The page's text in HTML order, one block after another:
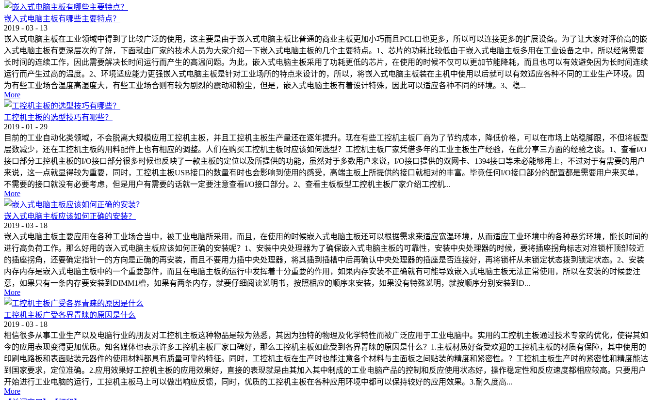
嵌入式电脑主板有哪些主要特点？
2019 - 03 - 13
嵌入式电脑主板在工业领域中得到了比较广泛的使用，这主要是由于嵌入式电脑主板比普通的商业主板更加小巧而且PCL口也更多，所以可以连接更多的扩展设备。为了让大家对评价高的嵌
入式电脑主板有更深层次的了解，下面就由厂家的技术人员为大家介绍一下嵌入式电脑主板的几个主要特点。1、芯片的功耗比较低由于嵌入式电脑主板多用在工业设备之中，所以经常需要
长时间的连续工作，因此需要解决长时间运行而产生的高温问题。为此，嵌入式电脑主板采用了功耗更低的芯片，在使用的时候不仅可以更加节能降耗，而且也可以有效避免因为长时间连续
运行而产生过高的温度。2、环境适应能力更强嵌入式电脑主板是针对工业场所的特点来设计的，所以，将嵌入式电脑主板装在主机中使用以后就可以有效适应各种不同的工业生产环境。因
为有些工业场合温度高湿度大，有些工业场合则有较为剧烈的震动和粉尘，但是，嵌入式电脑主板有着设计特殊，因此可以适应各种不同的环境。3、稳...
More
工控机主板的选型技巧有哪些？
2019 - 01 - 29
目前的工业自动化类领域，不会脱离大规模应用工控机主板，并且工控机主板生产量还在逐年提升。现在有些工控机主板厂商为了节约成本，降低价格，可以在市场上站稳脚跟，不但将板型
层数减少，还在工控机主板的用料配件上也有相应的调整。人们在购买工控机主板时应该如何选型？工控机主板厂家凭借多年的工业主板生产经验，在此分享三方面的经验之谈。1、查看I/O
接口部分工控机主板的I/O接口部分很多时候也反映了一款主板的定位以及所提供的功能，虽然对于多数用户来说，I/O接口提供的双网卡、1394接口等未必能够用上，不过对于有需要的用户
来说，这一点就显得较为重要，同时，工控机主板USB接口的数量有时也会影响到使用的感受，高端主板上所提供的接口就相对的丰富。毕竟任何I/O接口部分的配置都是需要用户来买单，
不需要的接口就没有必要考虑，但是用户有需要的话就一定要注意查看I/O接口部分。2、查看主板板型工控机主板厂家介绍工控机...
More
嵌入式电脑主板应该如何正确的安装？
2019 - 03 - 18
嵌入式电脑主板主要应用在各种工业场合当中，被工业电脑所采用，而且，在使用的时候嵌入式电脑主板还可以根据需求来适应宽温环境，从而适应工业环境中的各种恶劣环境，能长时间的
进行高负荷工作。那么好用的嵌入式电脑主板应该如何正确的安装呢？1、安装中央处理器为了确保嵌入式电脑主板的可靠性，安装中央处理器的时候，要将插座拐角标志对准锁杆顶部较近
的插座拐角，还要确定指针一的方向是正确的再安装，而且不要用力插中央处理器，将其插到插槽中后再确认中央处理器的插座是否连接好，再将锁杆从未锁定状态拨到锁定状态。2、安装
内存内存是嵌入式电脑主板中的一个重要部件，而且在电脑主板的运行中发挥着十分重要的作用，如果内存安装不正确就有可能导致嵌入式电脑主板无法正常使用，所以在安装的时候要注
意，如果只有一条内存要安装到DIMM1槽，如果有两条内存，就要仔细阅读说明书，按照相应的顺序来安装，如果没有特殊说明，就按顺序分别安装到D...
More
工控机主板广受各界青睐的原因是什么
2019 - 03 - 18
相信很多从事工业生产以及电脑行业的朋友对工控机主板这种物品是较为熟悉，其因为独特的物理及化学特性而被广泛应用于工业电脑中。实用的工控机主板通过技术专家的优化，使得其如
今的应用表现变得更加优质。知名媒体也表示许多工控机主板厂家口碑好，那么工控机主板如此受到各界青睐的原因是什么？1.主板材质好备受欢迎的工控机主板的材质有保障，其中使用的
印刷电路板和表面贴装元器件的使用材料都具有质量可靠的特征。同时，工控机主板在生产时也能注意各个材料与主面板之间贴装的精度和紧密性。？工控机主板生产时的紧密性和精度能达
到国家要求，定位准确。2.应用效果好工控机主板的应用效果好，直接的表现就是由其加入其中制成的工业电脑产品的控制和反应使用状态好，操作稳定性和反应速度都相应较高。只要用户
开始进行工业电脑的运行，工控机主板马上可以做出响应反馈，同时，优质的工控机主板在各种应用环境中都可以保持较好的应用效果。3.耐久度高...
More